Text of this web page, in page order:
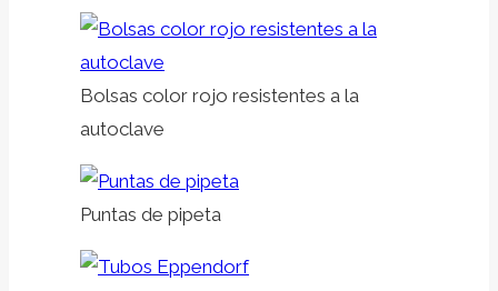
Bolsas color rojo resistentes a la
autoclave
Puntas de pipeta